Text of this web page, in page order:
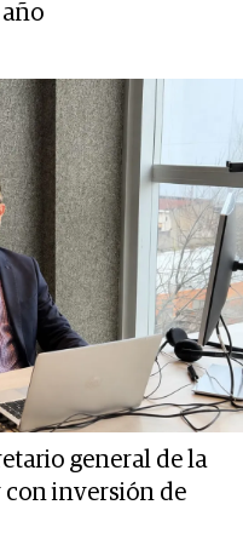
general de la
con inversión de